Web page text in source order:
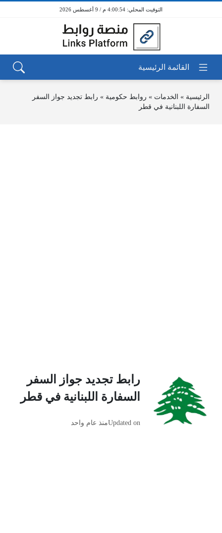
4:00:54 م / 9 أغسطس 2026
الرئيسية » الخدمات » روابط حكومية » رابط تجديد جواز السفر
السفارة اللبنانية في قطر
رابط تجديد جواز السفر
السفارة اللبنانية في قطر
Updated onمنذ عام واحد